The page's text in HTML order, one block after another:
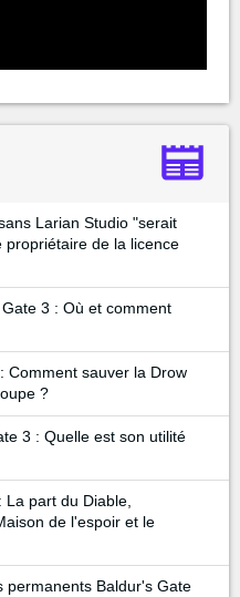
Larian Studio "serait
propriétaire de la licence
3 : Où et comment
Comment sauver la Drow
?
3 : Quelle est son utilité
La part du Diable,
de l'espoir et le
permanents Baldur's Gate